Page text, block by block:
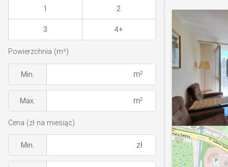
1 2
3 4+
Powierzchnia (m²)
Min.
Max.
Cena (zł na miesiąc)
Min.